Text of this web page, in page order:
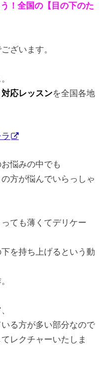
！全国の【目の下のた
ざいます。
対応レッスンを全国各地
悩みの中でも
方が悩んでいらっしゃ
ても薄くてデリケー
を持ち上げるという動
る方が多い部分なので
レクチャーいたしま